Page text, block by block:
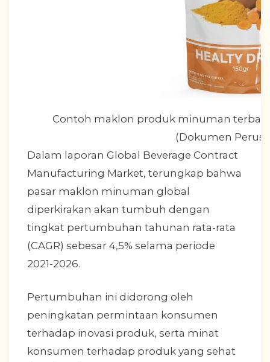
Contoh maklon produk minuman
(Dokumen
Dalam laporan Global Beverage Contract
Manufacturing Market, terungkap bahwa
pasar maklon minuman global
diperkirakan akan tumbuh dengan
tingkat pertumbuhan tahunan rata-rata
(CAGR) sebesar 4,5% selama periode
2021-2026.
Pertumbuhan ini didorong oleh
peningkatan permintaan konsumen
terhadap inovasi produk, serta minat
konsumen terhadap produk yang sehat